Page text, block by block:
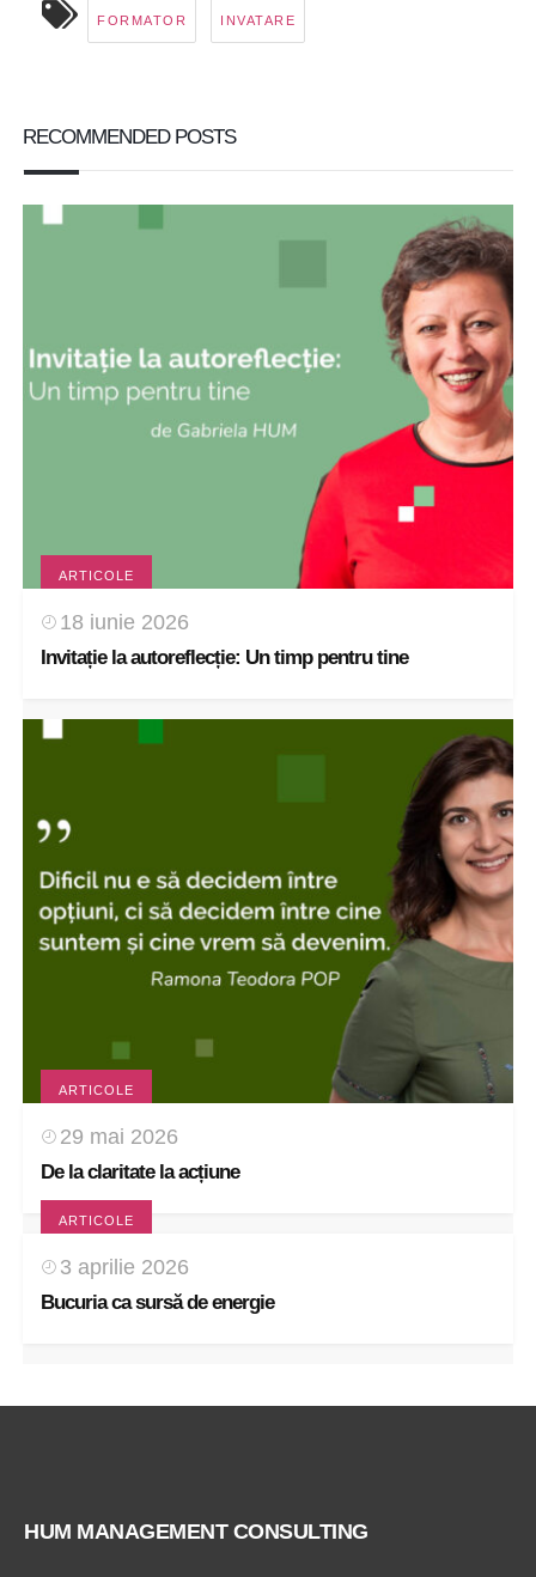
FORMATOR INVATARE
RECOMMENDED POSTS
ARTICOLE
18 iunie 2026
Invitație la autoreflecție: Un timp pentru tine
ARTICOLE
29 mai 2026
De la claritate la acțiune
ARTICOLE
3 aprilie 2026
Bucuria ca sursă de energie
HUM MANAGEMENT CONSULTING